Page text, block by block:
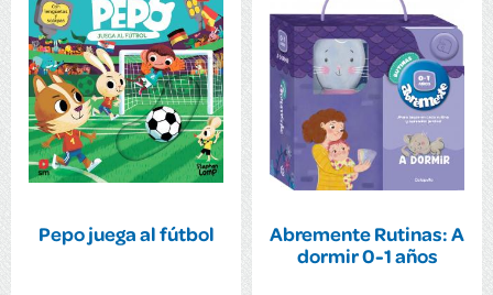
Pepo juega al fútbol
Abremente Rutinas: A
dormir 0-1 años